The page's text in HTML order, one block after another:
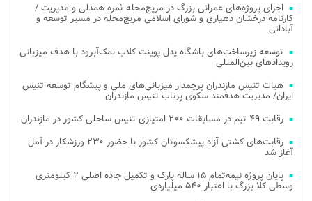
اجرای پروژه‌های عمرانی بزرگ در مریج‌محله ثمره همدلی و مدیریت /
کارنامه درخشان دهیاری و شورای اسلامی مریج‌محله در مسیر توسعه و
آبادانی
توسعه زیرساخت‌های باشگاه پدل پوینت کلاب نمک‌آبرود با هدف میزبانی
رویدادهای بین‌المللی
هیات تنیس مازندران پرچمدار میزبانی‌های ملی و پیشگام توسعه تنیس
ایران/ مدیریت هدفمند سکوی پرتاب تنیس مازندران
رقابت ۴۹ تیم در مسابقات ۲۰۰ امتیازی تنیس ساحلی کشور در مازندران
رقابت‌های کشتی آزاد پیشکسوتان کشور با حضور ۲۳۰ ورزشکار در آمل
آغاز شد
پایان پروژه نیمه‌تمام ۱۵ ساله پارک و تکمیل جاده اصلی ۲ کیلومتری
وسطی کلا بزرگ با اعتبار ۵۴۰ میلیاردی